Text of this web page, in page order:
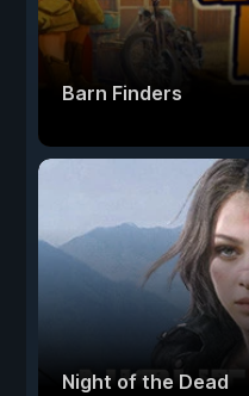
Barn Finders
Night of the Dead